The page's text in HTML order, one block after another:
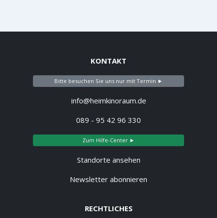
KONTAKT
Bitte besuchen Sie uns nur mit Termin ►
info@heimkinoraum.de
089 - 95 42 96 330
Zum Hilfe-Center ►
Standorte ansehen
Newsletter abonnieren
RECHTLICHES